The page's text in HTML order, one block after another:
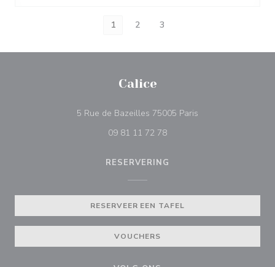
1 2 3
Calice
5 Rue de Bazeilles 75005 Paris
09 81 11 72 78
RESERVERING
RESERVEER EEN TAFEL
VOUCHERS